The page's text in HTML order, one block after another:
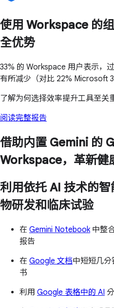
使用 Workspace 的
全优势
33% 的 Workspace 用户表示，
有所减少（对比 22% Microsoft
了解为何选择效率提升工具至关
阅读完整报告
借助内置 Gemini 的
Workspace，革新健
利用依托 AI 技术的
物研发和临床试验
在 Gemini Notebook中整
报告
在 Google 文档中短短几
书
利用 Google 表格中的 AI